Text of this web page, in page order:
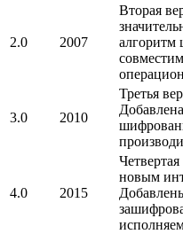
2.0 2007
Вторая
алгоритм
3.0 2010
Третья
4.0 2015
новым